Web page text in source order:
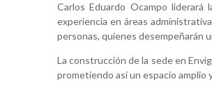
Carlos Eduardo Ocampo
experiencia en áreas
personas, quienes desempeñarán
La construcción de la sede en
prometiendo así un espacio amplio